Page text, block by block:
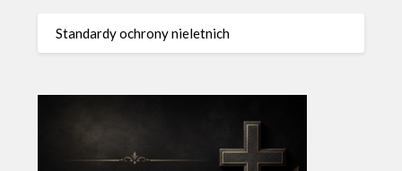
Standardy ochrony nieletnich